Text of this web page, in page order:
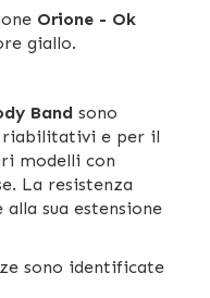
Orione - Ok
giallo.
Band sono
e per il
modelli con
La resistenza
sua estensione
sono identificate